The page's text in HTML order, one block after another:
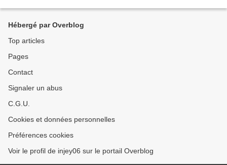
Hébergé par Overblog
Top articles
Pages
Contact
Signaler un abus
C.G.U.
Cookies et données personnelles
Préférences cookies
Voir le profil de injey06 sur le portail Overblog